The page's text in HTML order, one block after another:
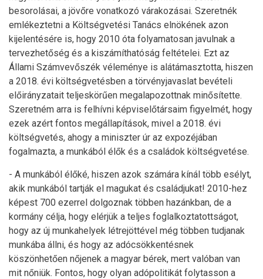
besorolásai, a jövőre vonatkozó várakozásai. Szeretnék
emlékeztetni a Költségvetési Tanács elnökének azon
kijelentésére is, hogy 2010 óta folyamatosan javulnak a
tervezhetőség és a kiszámíthatóság feltételei. Ezt az
Állami Számvevőszék véleménye is alátámasztotta, hiszen
a 2018. évi költségvetésben a törvényjavaslat bevételi
előirányzatait teljeskörűen megalapozottnak minősítette.
Szeretném arra is felhívni képviselőtársaim figyelmét, hogy
ezek azért fontos megállapítások, mivel a 2018. évi
költségvetés, ahogy a miniszter úr az expozéjában
fogalmazta, a munkából élők és a családok költségvetése.
- A munkából élőké, hiszen azok számára kínál több esélyt,
akik munkából tartják el magukat és családjukat! 2010-hez
képest 700 ezerrel dolgoznak többen hazánkban, de a
kormány célja, hogy elérjük a teljes foglalkoztatottságot,
hogy az új munkahelyek létrejöttével még többen tudjanak
munkába állni, és hogy az adócsökkentésnek
köszönhetően nőjenek a magyar bérek, mert valóban van
mit nőniük. Fontos, hogy olyan adópolitikát folytasson a